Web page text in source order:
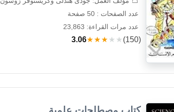
عدد الصفحات : 50 صفحة
عدد مرات القراءة: 23,863
3.06★★★★★ (150)